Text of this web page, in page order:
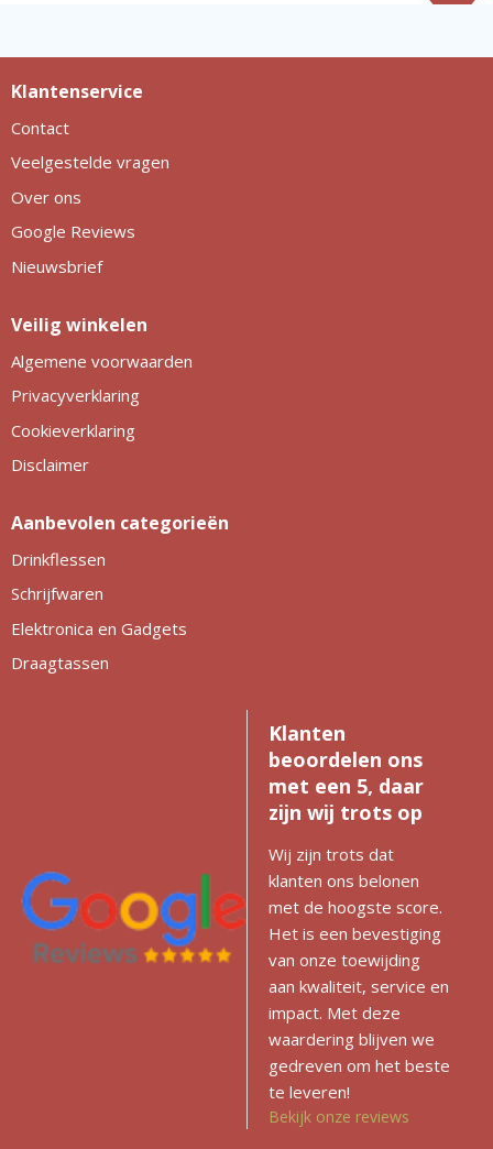
Klantenservice
Contact
Veelgestelde vragen
Over ons
Google Reviews
Nieuwsbrief
Veilig winkelen
Algemene voorwaarden
Privacyverklaring
Cookieverklaring
Disclaimer
Aanbevolen categorieën
Drinkflessen
Schrijfwaren
Elektronica en Gadgets
Draagtassen
Klanten
beoordelen ons
met een 5, daar
zijn wij trots op
Wij zijn trots dat
klanten ons belonen
met de hoogste score.
Het is een bevestiging
van onze toewijding
aan kwaliteit, service en
impact. Met deze
waardering blijven we
gedreven om het beste
te leveren!
Bekijk onze reviews